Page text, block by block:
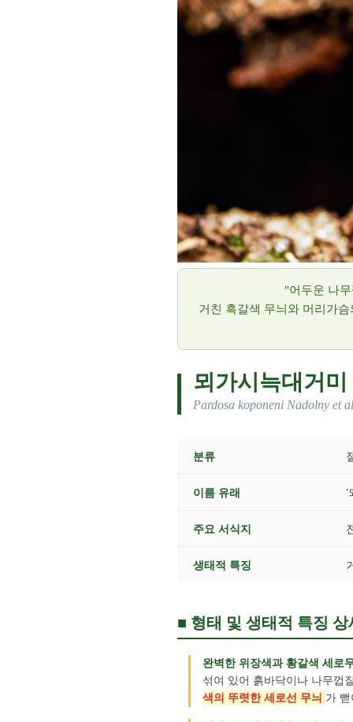
"어두운 나
거친 흑갈색 무늬와 머리가
뫼가시늑대거미
Pardosa koponeni Nadolny et
분류
이름 유래 '
주요 서식지
생태적 특징
■ 형태 및 생태적 특징 상
완벽한 위장색과 황갈색 세로
섞여 있어 흙바닥이나 나무껍
색의 뚜렷한 세로선 무늬 가